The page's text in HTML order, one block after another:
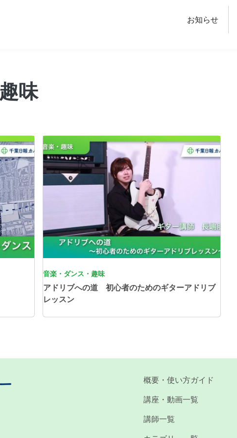
お知らせ
味
画像
音楽・ダンス・趣味
アドリブへの道 初心者のためのギターアドリブ
レッスン
概要・使い方ガイド
講座・動画一覧
講師一覧